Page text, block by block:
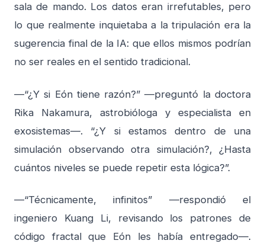
sala de mando. Los datos eran irrefutables, pero
lo que realmente inquietaba a la tripulación era la
sugerencia final de la IA: que ellos mismos podrían
no ser reales en el sentido tradicional.
—“¿Y si Eón tiene razón?” —preguntó la doctora
Rika Nakamura, astrobióloga y especialista en
exosistemas—. “¿Y si estamos dentro de una
simulación observando otra simulación?, ¿Hasta
cuántos niveles se puede repetir esta lógica?”.
—“Técnicamente, infinitos” —respondió el
ingeniero Kuang Li, revisando los patrones de
código fractal que Eón les había entregado—.